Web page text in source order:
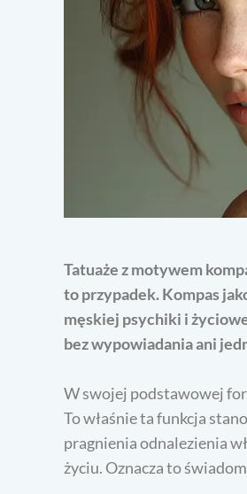
Tatuaże z motywem
to przypadek. Kompas
męskiej psychiki i
bez wypowiadania ani
W swojej podstawowej
To właśnie ta funkcja
pragnienia odnalezienia
życiu. Oznacza to